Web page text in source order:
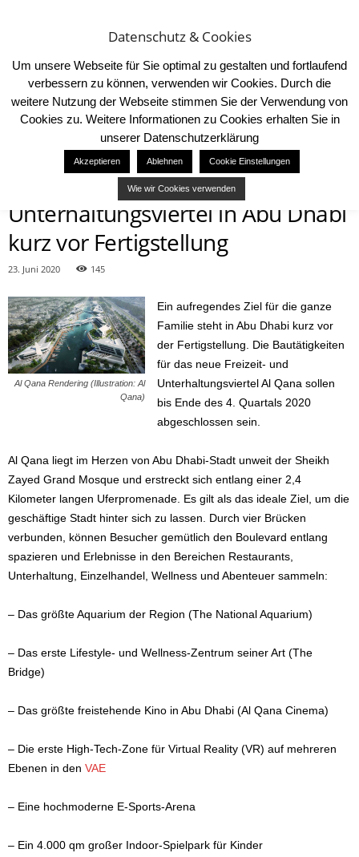
NEWS
Neues Freizeit- und
Unterhaltungsviertel in Abu Dhabi
kurz vor Fertigstellung
23. Juni 2020 145
Al Qana Rendering (Illustration: Al
Qana)
Ein aufregendes Ziel für die ganze
Familie steht in Abu Dhabi kurz vor
der Fertigstellung. Die Bautätigkeiten
für das neue Freizeit- und
Unterhaltungsviertel Al Qana sollen
bis Ende des 4. Quartals 2020
abgeschlossen sein.
Al Qana liegt im Herzen von Abu Dhabi-Stadt unweit der Sheikh
Zayed Grand Mosque und erstreckt sich entlang einer 2,4
Kilometer langen Uferpromenade. Es gilt als das ideale Ziel, um die
geschäftige Stadt hinter sich zu lassen. Durch vier Brücken
verbunden, können Besucher gemütlich den Boulevard entlang
spazieren und Erlebnisse in den Bereichen Restaurants,
Unterhaltung, Einzelhandel, Wellness und Abenteuer sammeln:
– Das größte Aquarium der Region (The National Aquarium)
– Das erste Lifestyle- und Wellness-Zentrum seiner Art (The
Bridge)
– Das größte freistehende Kino in Abu Dhabi (Al Qana Cinema)
– Die erste High-Tech-Zone für Virtual Reality (VR) auf mehreren
Ebenen in den VAE
– Eine hochmoderne E-Sports-Arena
– Ein 4.000 qm großer Indoor-Spielpark für Kinder
Datenschutz & Cookies
Um unsere Webseite für Sie optimal zu gestalten und fortlaufend
verbessern zu können, verwenden wir Cookies. Durch die
weitere Nutzung der Webseite stimmen Sie der Verwendung von
Cookies zu. Weitere Informationen zu Cookies erhalten Sie in
unserer Datenschutzerklärung
Akzeptieren Ablehnen Cookie Einstellungen
Wie wir Cookies verwenden